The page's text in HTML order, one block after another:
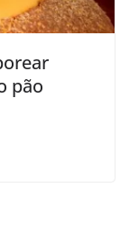
pão